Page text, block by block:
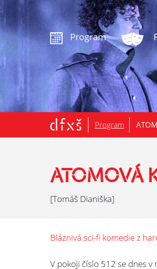
Program
.
Program
ATOMOVÁ
[Tomáš Dianiška]
Bláznivá sci-fi komedie z
V pokoji číslo 512 se dnes